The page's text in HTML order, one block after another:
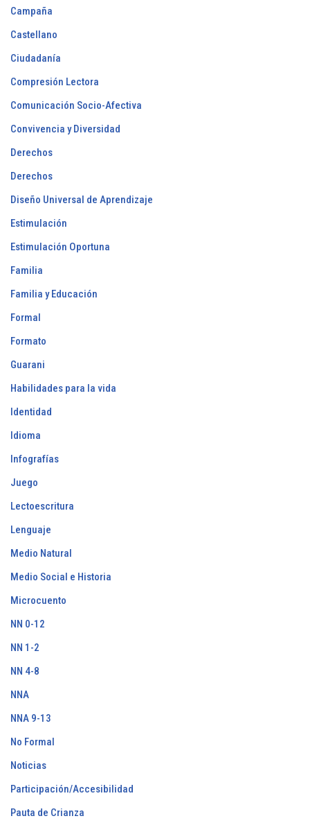
Campaña
Castellano
Ciudadanía
Compresión Lectora
Comunicación Socio-Afectiva
Convivencia y Diversidad
Derechos
Derechos
Diseño Universal de Aprendizaje
Estimulación
Estimulación Oportuna
Familia
Familia y Educación
Formal
Formato
Guarani
Habilidades para la vida
Identidad
Idioma
Infografías
Juego
Lectoescritura
Lenguaje
Medio Natural
Medio Social e Historia
Microcuento
NN 0-12
NN 1-2
NN 4-8
NNA
NNA 9-13
No Formal
Noticias
Participación/Accesibilidad
Pauta de Crianza